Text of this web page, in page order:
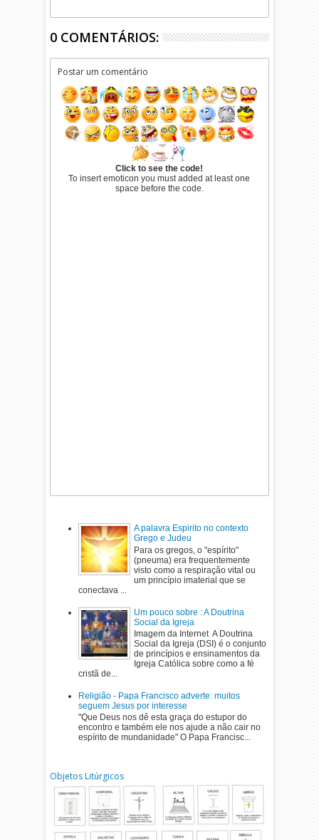
0 COMENTÁRIOS:
Postar um comentário
Click to see the code!
To insert emoticon you must added at least one
space before the code.
A palavra Espirito no contexto
Grego e Judeu
Para os gregos, o "espírito"
(pneuma) era frequentemente
visto como a respiração vital ou
um princípio imaterial que se
conectava ...
Um pouco sobre : A Doutrina
Social da Igreja
Imagem da Internet A Doutrina
Social da Igreja (DSI) é o conjunto
de princípios e ensinamentos da
Igreja Católica sobre como a fé
cristã de...
Religião - Papa Francisco adverte: muitos
seguem Jesus por interesse
"Que Deus nos dê esta graça do estupor do
encontro e também ele nos ajude a não cair no
espírito de mundanidade" O Papa Francisc...
Objetos Litúrgicos